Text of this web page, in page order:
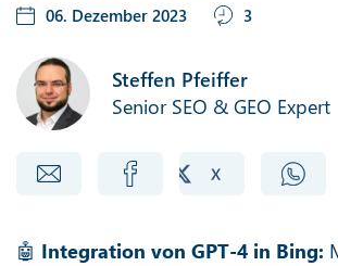
06. Dezember 2023 3
Steffen Pfeiffer
Senior SEO & GEO Expert
🤖 Integration von GPT-4 in Bing: